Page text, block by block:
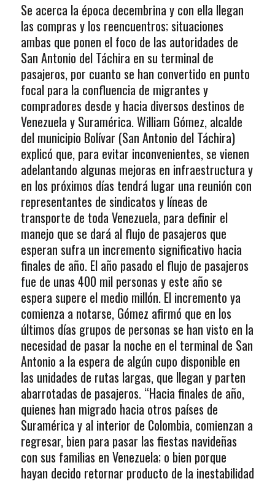
Se acerca la época decembrina y con ella llegan
las compras y los reencuentros; situaciones
ambas que ponen el foco de las autoridades de
San Antonio del Táchira en su terminal de
pasajeros, por cuanto se han convertido en punto
focal para la confluencia de migrantes y
compradores desde y hacia diversos destinos de
Venezuela y Suramérica. William Gómez, alcalde
del municipio Bolívar (San Antonio del Táchira)
explicó que, para evitar inconvenientes, se vienen
adelantando algunas mejoras en infraestructura y
en los próximos días tendrá lugar una reunión con
representantes de sindicatos y líneas de
transporte de toda Venezuela, para definir el
manejo que se dará al flujo de pasajeros que
esperan sufra un incremento significativo hacia
finales de año. El año pasado el flujo de pasajeros
fue de unas 400 mil personas y este año se
espera supere el medio millón. El incremento ya
comienza a notarse, Gómez afirmó que en los
últimos días grupos de personas se han visto en la
necesidad de pasar la noche en el terminal de San
Antonio a la espera de algún cupo disponible en
las unidades de rutas largas, que llegan y parten
abarrotadas de pasajeros. “Hacia finales de año,
quienes han migrado hacia otros países de
Suramérica y al interior de Colombia, comienzan a
regresar, bien para pasar las fiestas navideñas
con sus familias en Venezuela; o bien porque
hayan decido retornar producto de la inestabilidad